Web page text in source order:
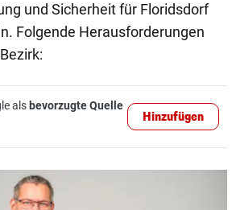
und Sicherheit für Floridsdorf
Folgende Herausforderungen
als bevorzugte Quelle
Hinzufügen